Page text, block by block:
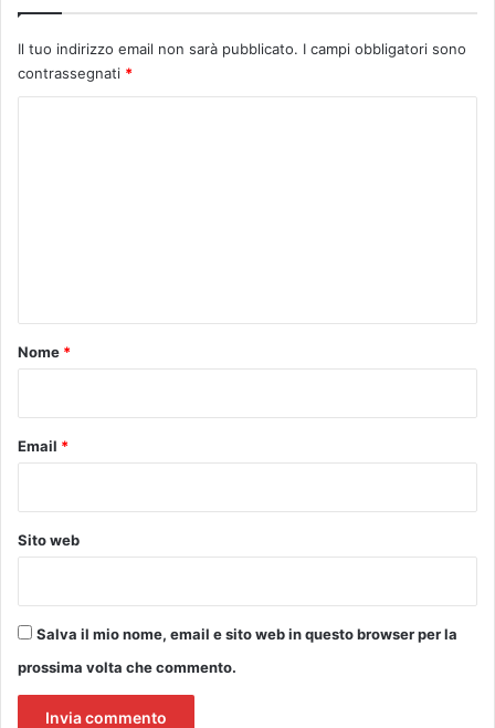
Il tuo indirizzo email non sarà pubblicato. I campi obbligatori sono
contrassegnati *
o
Nome *
Email *
Sito web
Salva il mio nome, email e sito web in questo browser per la
prossima volta che commento.